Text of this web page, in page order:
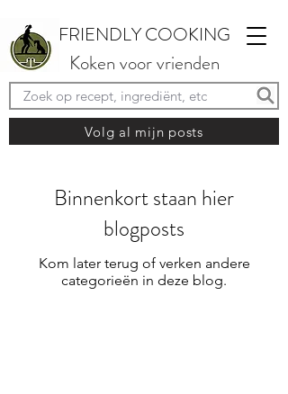
FRIENDLY COOKING
Koken voor vrienden
Volg al mijn posts
Binnenkort staan hier
blogposts
Kom later terug of verken andere
categorieën in deze blog.